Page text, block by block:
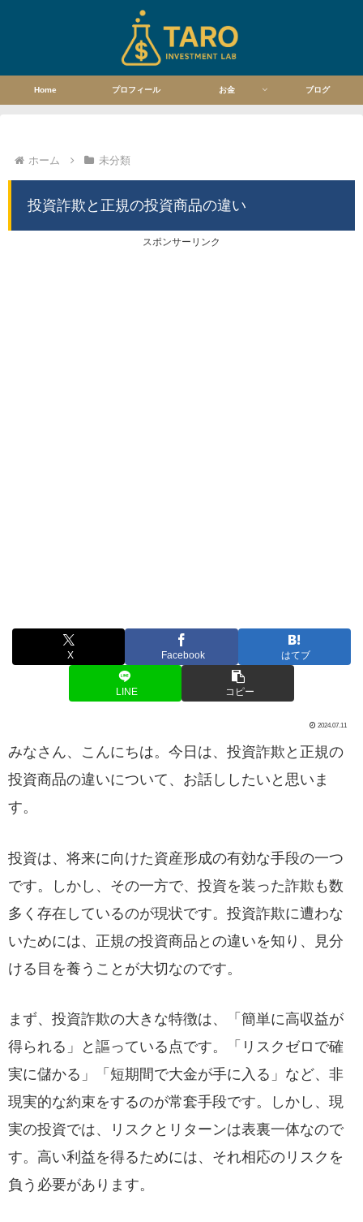
Home プロフィール お金 ブログ
ホーム 未分類
投資詐欺と正規の投資商品の違い
スポンサーリンク
X Facebook はてブ
LINE コピー
2024.07.11
みなさん、こんにちは。今日は、投資詐欺と正規の
投資商品の違いについて、お話ししたいと思いま
す。
投資は、将来に向けた資産形成の有効な手段の一つ
です。しかし、その一方で、投資を装った詐欺も数
多く存在しているのが現状です。投資詐欺に遭わな
いためには、正規の投資商品との違いを知り、見分
ける目を養うことが大切なのです。
まず、投資詐欺の大きな特徴は、「簡単に高収益が
得られる」と謳っている点です。「リスクゼロで確
実に儲かる」「短期間で大金が手に入る」など、非
現実的な約束をするのが常套手段です。しかし、現
実の投資では、リスクとリターンは表裏一体なので
す。高い利益を得るためには、それ相応のリスクを
負う必要があります。